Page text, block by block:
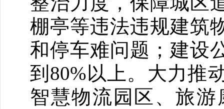
棚亭等违法违规建筑
和停车难问题；建设
到80%以上。大力推
智慧物流园区、旅